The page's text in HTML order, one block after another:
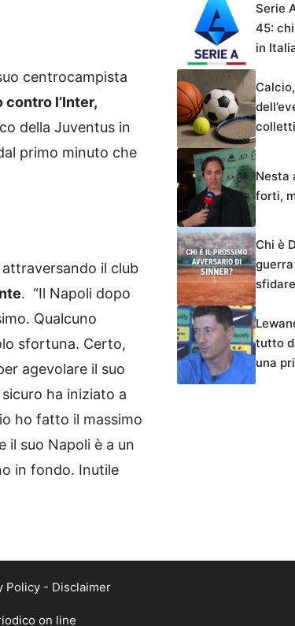
centrocampista
l’Inter,
della Juventus in
primo minuto che
il club
. “Il Napoli dopo
Qualcuno
sfortuna. Certo,
agevolare il suo
ha iniziato a
ho fatto il massimo
il suo Napoli è a un
in fondo. Inutile
Serie
45:
in
Nesta
forti,
Chi è
tutto
una
Policy- Disclaimer
on line